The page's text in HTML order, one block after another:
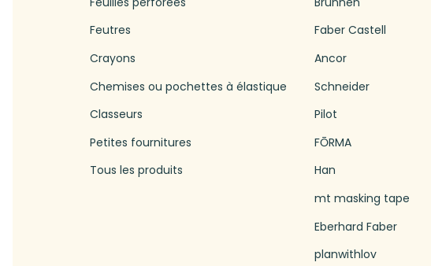
Feutres
Crayons
Chemises ou pochettes à élastique
Classeurs
Petites fournitures
Tous les produits
Faber Castell
Ancor
Schneider
Pilot
FŌRMA
Han
mt masking tape
Eberhard Faber
planwithlov